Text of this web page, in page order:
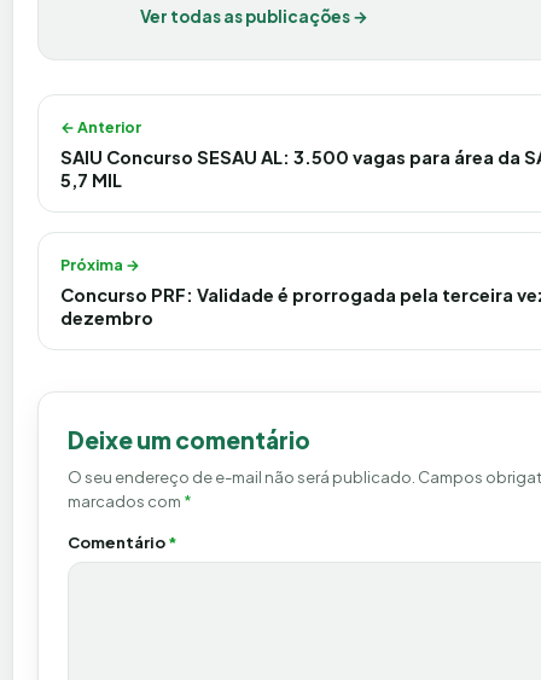
Ver todas as publicações →
Navegação de Post
← Anterior
SAIU Concurso SESAU AL: 3.500 vagas para área da
5,7 MIL
Próxima →
Concurso PRF: Validade é prorrogada pela terceira
dezembro
Deixe um comentário
O seu endereço de e-mail não será publicado. Campos
marcados com *
Comentário*